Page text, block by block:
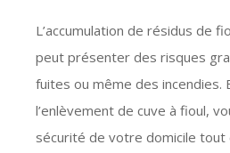
L’accumulation de résidus de
peut présenter des risques
fuites ou même des incendies.
l’enlèvement de cuve à fioul,
sécurité de votre domicile